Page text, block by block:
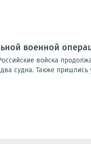
военной
войска
судна. Также